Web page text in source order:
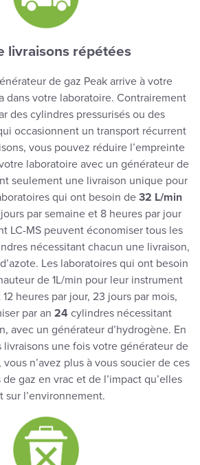
livraisons répétées
de gaz Peak arrive à votre
dans votre laboratoire. Contrairement
des cylindres pressurisés ou des
occasionnent un transport récurrent
vous pouvez réduire l’empreinte
laboratoire avec un générateur de
seulement une livraison unique pour
qui ont besoin de 32 L/min
par semaine et 8 heures par jour
LC-MS peuvent économiser tous les
nécessitant chacun une livraison,
Les laboratoires qui ont besoin
de 1L/min pour leur instrument
heures par jour, 23 jours par mois,
par an 24 cylindres nécessitant
avec un générateur d’hydrogène. En
une fois votre générateur de
n’avez plus à vous soucier de ces
gaz en vrac et de l’impact qu’elles
sur l’environnement.